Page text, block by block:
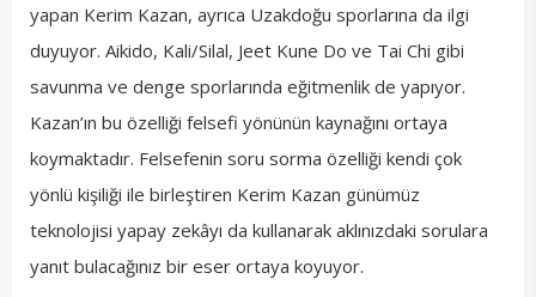
yapan Kerim Kazan, ayrıca Uzakdoğu sporlarına da ilgi
duyuyor. Aikido, Kali/Silal, Jeet Kune Do ve Tai Chi gibi
savunma ve denge sporlarında eğitmenlik de yapıyor.
Kazan’ın bu özelliği felsefi yönünün kaynağını ortaya
koymaktadır. Felsefenin soru sorma özelliği kendi çok
yönlü kişiliği ile birleştiren Kerim Kazan günümüz
teknolojisi yapay zekâyı da kullanarak aklınızdaki sorulara
yanıt bulacağınız bir eser ortaya koyuyor.